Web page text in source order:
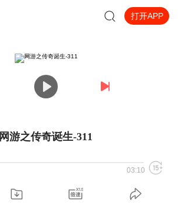
打开APP
网游之传奇诞生-311
03:10